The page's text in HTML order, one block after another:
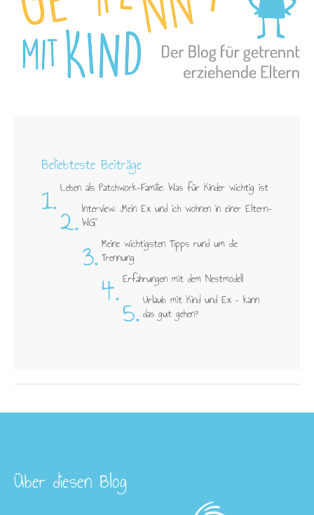
Beliebteste Beiträge
1. Leben als Patchwork-Familie: Was für Kinder wichtig ist
2. Interview: „Mein Ex und ich wohnen in einer Eltern-
WG"
3. Meine wichtigsten Tipps rund um die
Trennung
4. Erfahrungen mit dem Nestmodell
5. Urlaub mit Kind und Ex – kann
das gut gehen?
Über diesen Blog